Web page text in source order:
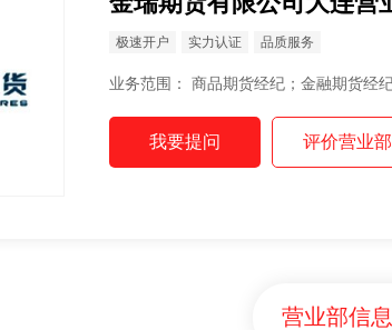
极速开户 实力认证 品质服务
业务范围： 商品期货经纪；金融
营业部信息